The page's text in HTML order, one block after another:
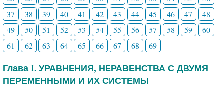
37
38 39 40 41 42 43 44 45 46 47
48
49
50 51 52 53 54 55 56 57 58 59
60
61
62 63 64 65 66 67 68 69
Глава I. УРАВНЕНИЯ, НЕРАВЕНСТВА С ДВУМЯ
ПЕРЕМЕННЫМИ И ИХ СИСТЕМЫ